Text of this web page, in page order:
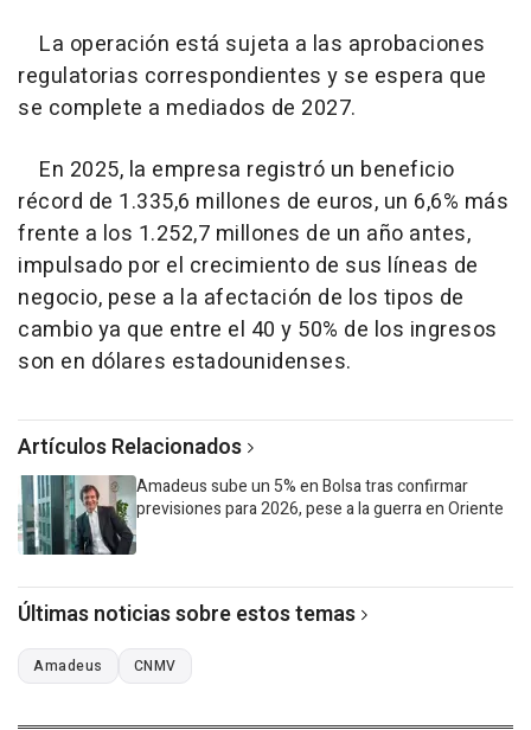
La operación está sujeta a las aprobaciones
regulatorias correspondientes y se espera que
se complete a mediados de 2027.
En 2025, la empresa registró un beneficio
récord de 1.335,6 millones de euros, un 6,6% más
frente a los 1.252,7 millones de un año antes,
impulsado por el crecimiento de sus líneas de
negocio, pese a la afectación de los tipos de
cambio ya que entre el 40 y 50% de los ingresos
son en dólares estadounidenses.
Artículos Relacionados
Amadeus sube un 5% en Bolsa tras confirmar
previsiones para 2026, pese a la guerra en Oriente
Últimas noticias sobre estos temas
Amadeus CNMV